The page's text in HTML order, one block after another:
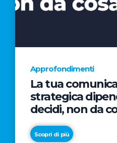
Approfondimenti
La tua
strategica
decidi, non da
Scopri di più